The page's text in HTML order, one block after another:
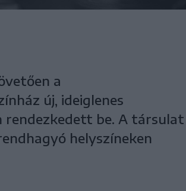
a
új, ideiglenes
rendezkedett be. A társulat
helyszíneken